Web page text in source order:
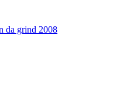
da grind 2008